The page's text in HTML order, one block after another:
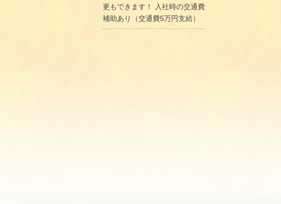
更もできます！ 入社時の交通費
補助あり（交通費5万円支給）